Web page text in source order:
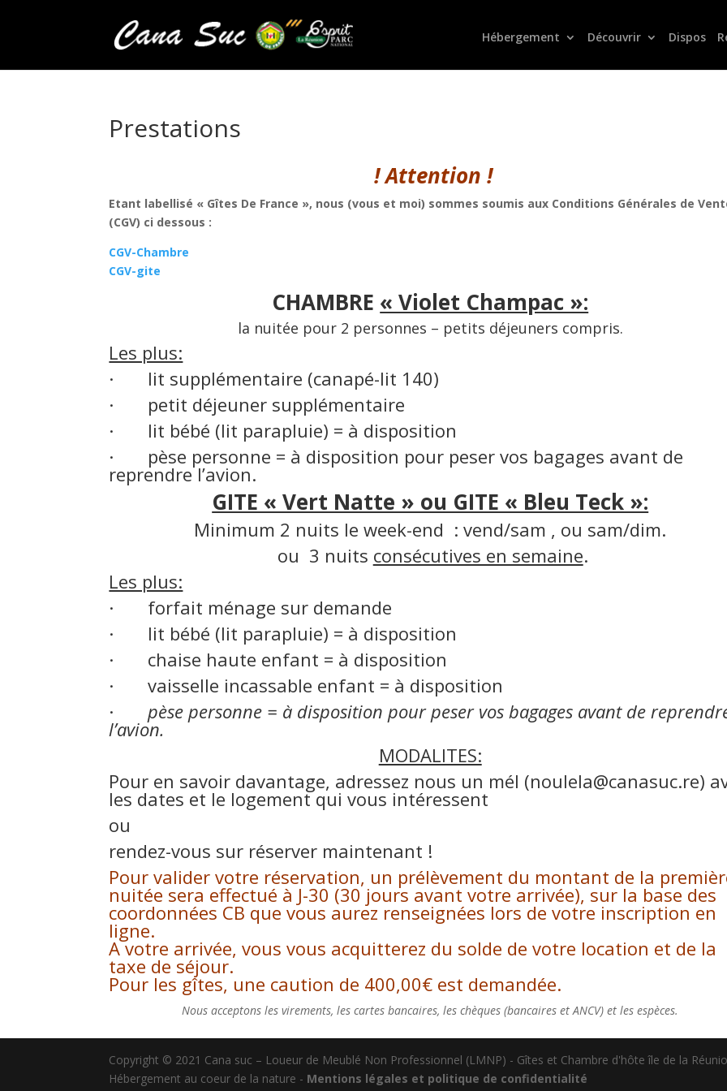
Hébergement Découvrir Dispos
Prestations
! Attention !
Etant labellisé « Gîtes De France », nous (vous et moi) sommes soumis aux Conditions Générales de
(CGV) ci dessous :
CGV-Chambre
CGV-gite
CHAMBRE « Violet Champac »:
la nuitée pour 2 personnes – petits déjeuners compris.
Les plus:
· lit supplémentaire (canapé-lit 140)
· petit déjeuner supplémentaire
· lit bébé (lit parapluie) = à disposition
· pèse personne = à disposition pour peser vos bagages avant de
reprendre l’avion.
GITE « Vert Natte » ou GITE « Bleu Teck »:
Minimum 2 nuits le week-end : vend/sam , ou sam/dim.
ou 3 nuits consécutives en semaine.
Les plus:
· forfait ménage sur demande
· lit bébé (lit parapluie) = à disposition
· chaise haute enfant = à disposition
· vaisselle incassable enfant = à disposition
·pèse personne = à disposition pour peser vos bagages avant de
l’avion.
MODALITES:
Pour en savoir davantage, adressez nous un mél (noulela@canasuc.re)
les dates et le logement qui vous intéressent
ou
rendez-vous sur réserver maintenant !
Pour valider votre réservation, un prélèvement du montant de la
nuitée sera effectué à J-30 (30 jours avant votre arrivée), sur la base des
coordonnées CB que vous aurez renseignées lors de votre inscription en
ligne.
A votre arrivée, vous vous acquitterez du solde de votre location et de la
taxe de séjour.
Pour les gîtes, une caution de 400,00€ est demandée.
Nous acceptons les virements, les cartes bancaires, les chèques (bancaires et ANCV) et les espèces.
Copyright © 2021 Cana suc – Loueur de Meublé Non Professionnel (LMNP) - Gîtes et Chambre d'hôte île de la
Hébergement au coeur de la nature - Mentions légales et politique de confidentialité